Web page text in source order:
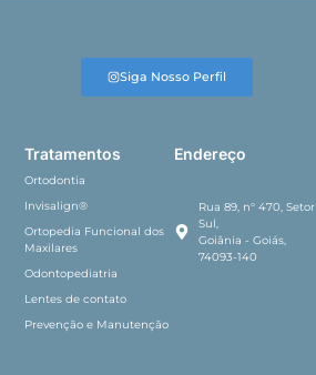
Siga Nosso Perfil
Tratamentos
Ortodontia
Invisalign®
Ortopedia Funcional dos
Maxilares
Odontopediatria
Lentes de contato
Prevenção e Manutenção
Endereço
Rua 89, n° 470, Setor
Sul,
Goiânia - Goiás,
74093-140